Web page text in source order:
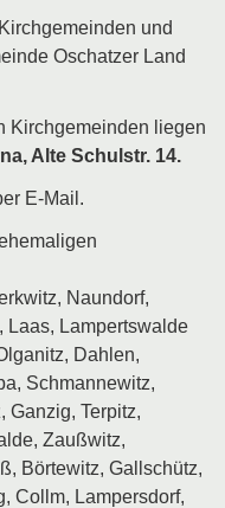
und
Oschatzer Land
Kirchgemeinden liegen
Alte Schulstr. 14.
E-Mail.
Naundorf,
Laas, Lampertswalde
Dahlen,
Schmannewitz,
Ganzig, Terpitz,
Zaußwitz,
Börtewitz, Gallschütz,
Collm, Lampersdorf,